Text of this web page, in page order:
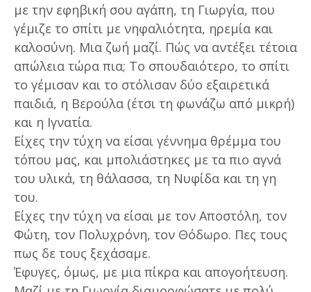
με την εφηβική σου αγάπη, τη Γιωργία, που
γέμιζε το σπίτι με νηφαλιότητα, ηρεμία και
καλοσύνη. Μια ζωή μαζί. Πώς να αντέξει τέτοια
απώλεια τώρα πια; Το σπουδαιότερο, το σπίτι
το γέμισαν και το στόλισαν δύο εξαιρετικά
παιδιά, η Βερούλα (έτσι τη φωνάζω από μικρή)
και η Ιγνατία.
Είχες την τύχη να είσαι γέννημα θρέμμα του
τόπου μας, και μπολιάστηκες με τα πιο αγνά
του υλικά, τη θάλασσα, τη Νυφίδα και τη γη
του.
Είχες την τύχη να είσαι με τον Αποστόλη, τον
Φώτη, τον Πολυχρόνη, τον Θόδωρο. Πες τους
πως δε τους ξεχάσαμε.
Έφυγες, όμως, με μια πίκρα και απογοήτευση.